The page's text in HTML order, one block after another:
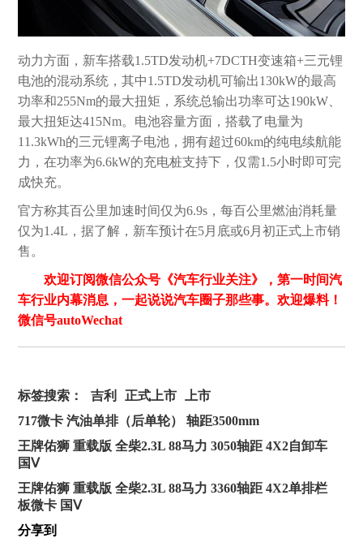
动力方面，新车搭载1.5TD发动机+7DCTH变速箱+三元锂
电池的混动系统，其中1.5TD发动机可输出130kW的最高
功率和255Nm的最大扭矩，系统总输出功率可达190kW、
最大扭矩达415Nm。电池容量方面，搭载了电量为
11.3kWh的三元锂离子电池，拥有超过60km的纯电续航能
力，在功率为6.6kW的充电桩支持下，仅需1.5小时即可完
成快充。
官方称其百公里加速时间仅为6.9s，每百公里燃油消耗量
仅为1.4L，据了解，新车预计在5月底或6月初正式上市销
售。
欢迎订阅微信公众号《汽车行业关注》，第一时间汽
车行业内幕消息，一起说说汽车圈子那些事。欢迎爆料！
微信号autoWechat
标签搜索： 吉利 正式上市
上市
717微卡 汽油单排（后单轮） 轴距3500mm
王牌佑狮 重载版 全柴2.3L 88马力 3050轴距 4X2自卸车
国Ⅴ
王牌佑狮 重载版 全柴2.3L 88马力 3360轴距 4X2单排栏
板微卡 国Ⅴ
分享到